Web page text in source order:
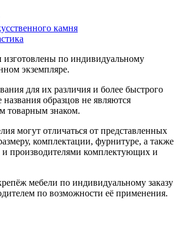
камня
изготовлены по индивидуальному
экземпляре.
для их различия и более быстрого
названия образцов не являются
товарным знаком.
могут отличаться от представленных
комплектации, фурнитуре, а также
производителями комплектующих и
мебели по индивидуальному заказу
по возможности её применения.